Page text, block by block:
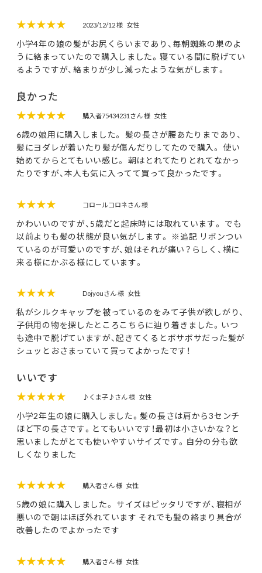
★★★★★ 2023/12/12 様 女性
小学4年の娘の髪がお尻くらいまであり、毎朝蜘蛛の巣のよ
うに絡まっていたので購入しました。寝ている間に脱げてい
るようですが、絡まりが少し減ったような気がします。
良かった
★★★★★
購入者75434231さん 様 女性
6歳の娘用に購入しました。 髪の長さが腰あたりまであり、
髪にヨダレが着いたり髪が傷んだりしてたので購入。 使い
始めてからとてもいい感じ。 朝はとれてたりとれてなかっ
たりですが、本人も気に入ってて買って良かったです。
★★★★ コロールコロネさん 様
かわいいのですが、5歳だと起床時には取れています。 でも
以前よりも髪の状態が良い気がします。 ※追記 リボンつい
ているのが可愛いのですが、娘はそれが痛い？らしく、横に
来る様にかぶる様にしています。
★★★★ Dojyouさん 様 女性
私がシルクキャップを被っているのをみて子供が欲しがり、
子供用の物を探したところこちらに辿り着きました。いつ
も途中で脱げていますが、起きてくるとボサボサだった髪が
シュッとおさまっていて買ってよかったです！
いいです
★★★★★
♪くま子♪さん 様 女性
小学2年生の娘に購入しました。髪の長さは肩から3センチ
ほど下の長さです。とてもいいです！最初は小さいかな？と
思いましたがとても使いやすいサイズです。自分の分も欲
しくなりました
★★★★★ 購入者さん 様 女性
5歳の娘に購入しました。 サイズはピッタリですが、寝相が
悪いので朝はほぼ外れています それでも髪の絡まり具合が
改善したのでよかったです
★★★★★ 購入者さん 様 女性